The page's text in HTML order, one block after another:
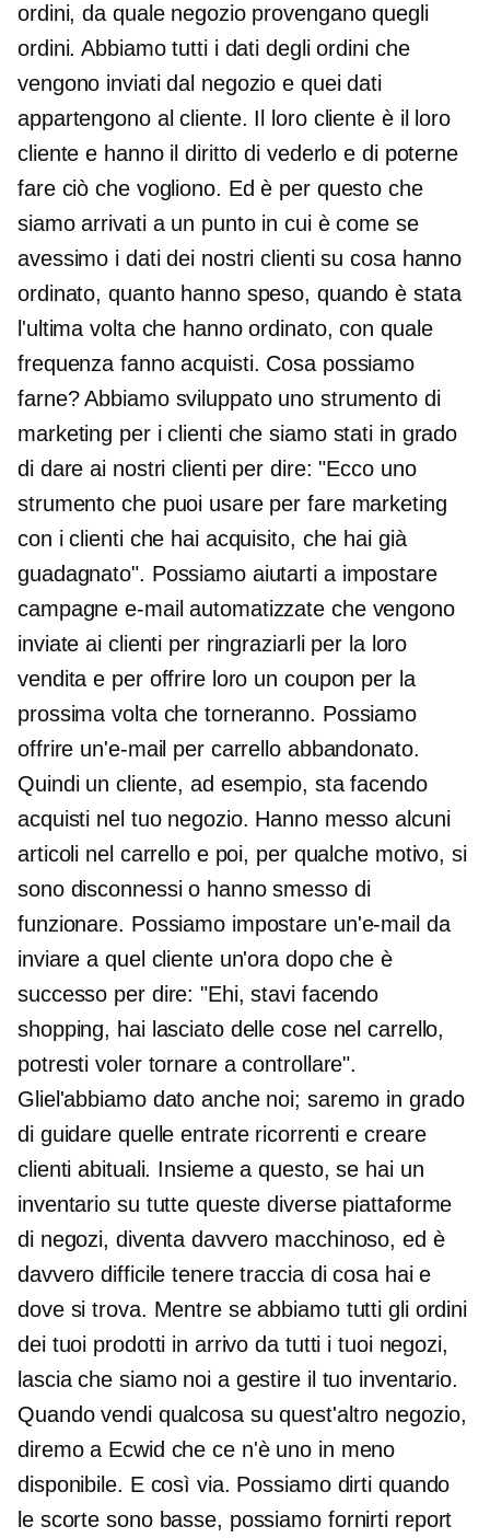
ordini, da quale negozio provengano quegli
ordini. Abbiamo tutti i dati degli ordini che
vengono inviati dal negozio e quei dati
appartengono al cliente. Il loro cliente è il loro
cliente e hanno il diritto di vederlo e di poterne
fare ciò che vogliono. Ed è per questo che
siamo arrivati ​​a un punto in cui è come se
avessimo i dati dei nostri clienti su cosa hanno
ordinato, quanto hanno speso, quando è stata
l'ultima volta che hanno ordinato, con quale
frequenza fanno acquisti. Cosa possiamo
farne? Abbiamo sviluppato uno strumento di
marketing per i clienti che siamo stati in grado
di dare ai nostri clienti per dire: "Ecco uno
strumento che puoi usare per fare marketing
con i clienti che hai acquisito, che hai già
guadagnato". Possiamo aiutarti a impostare
campagne e-mail automatizzate che vengono
inviate ai clienti per ringraziarli per la loro
vendita e per offrire loro un coupon per la
prossima volta che torneranno. Possiamo
offrire un'e-mail per carrello abbandonato.
Quindi un cliente, ad esempio, sta facendo
acquisti nel tuo negozio. Hanno messo alcuni
articoli nel carrello e poi, per qualche motivo, si
sono disconnessi o hanno smesso di
funzionare. Possiamo impostare un'e-mail da
inviare a quel cliente un'ora dopo che è
successo per dire: "Ehi, stavi facendo
shopping, hai lasciato delle cose nel carrello,
potresti voler tornare a controllare".
Gliel'abbiamo dato anche noi; saremo in grado
di guidare quelle entrate ricorrenti e creare
clienti abituali. Insieme a questo, se hai un
inventario su tutte queste diverse piattaforme
di negozi, diventa davvero macchinoso, ed è
davvero difficile tenere traccia di cosa hai e
dove si trova. Mentre se abbiamo tutti gli ordini
dei tuoi prodotti in arrivo da tutti i tuoi negozi,
lascia che siamo noi a gestire il tuo inventario.
Quando vendi qualcosa su quest'altro negozio,
diremo a Ecwid che ce n'è uno in meno
disponibile. E così via. Possiamo dirti quando
le scorte sono basse, possiamo fornirti report